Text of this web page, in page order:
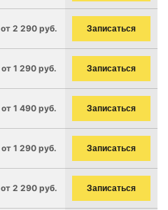
от 2 290 руб. Записаться
от 1 290 руб. Записаться
от 1 490 руб. Записаться
от 1 290 руб. Записаться
от 2 290 руб. Записаться